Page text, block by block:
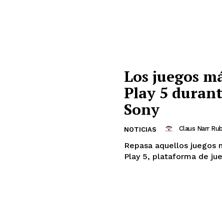
Los juegos
Play 5
Sony
NOTICIAS Claus Narr
Repasa aquellos juegos
Play 5, plataforma de